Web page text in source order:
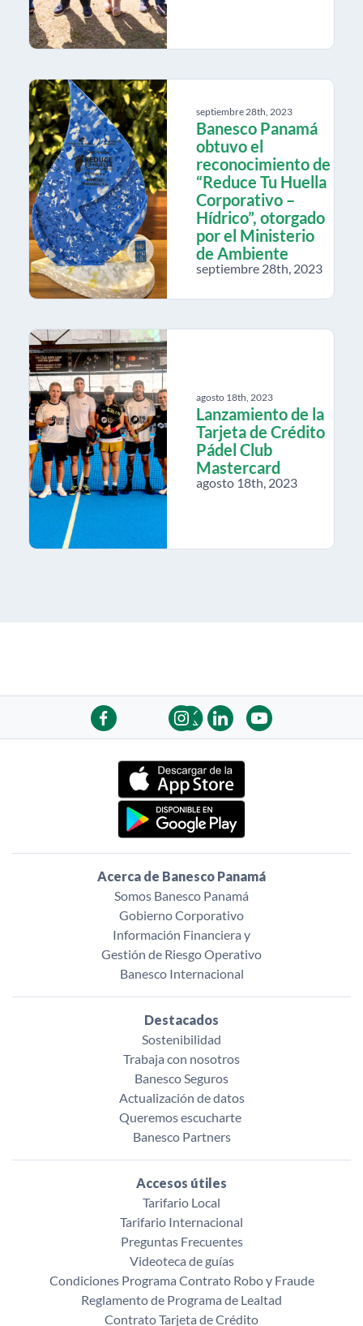
septiembre 28th, 2023
Banesco Panamá
obtuvo el
reconocimiento de
“Reduce Tu Huella
Corporativo –
Hídrico”, otorgado
por el Ministerio
de Ambiente
septiembre 28th, 2023
agosto 18th, 2023
Lanzamiento de la
Tarjeta de Crédito
Pádel Club
Mastercard
agosto 18th, 2023
Acerca de Banesco Panamá
Somos Banesco Panamá
Gobierno Corporativo
Información Financiera y
Gestión de Riesgo Operativo
Banesco Internacional
Destacados
Sostenibilidad
Trabaja con nosotros
Banesco Seguros
Actualización de datos
Queremos escucharte ‌
Banesco Partners
Accesos útiles
Tarifario Local
Tarifario Internacional
Preguntas Frecuentes
Videoteca de guías
Condiciones Programa Contrato Robo y Fraude
Reglamento de Programa de Lealtad
Contrato Tarjeta de Crédito